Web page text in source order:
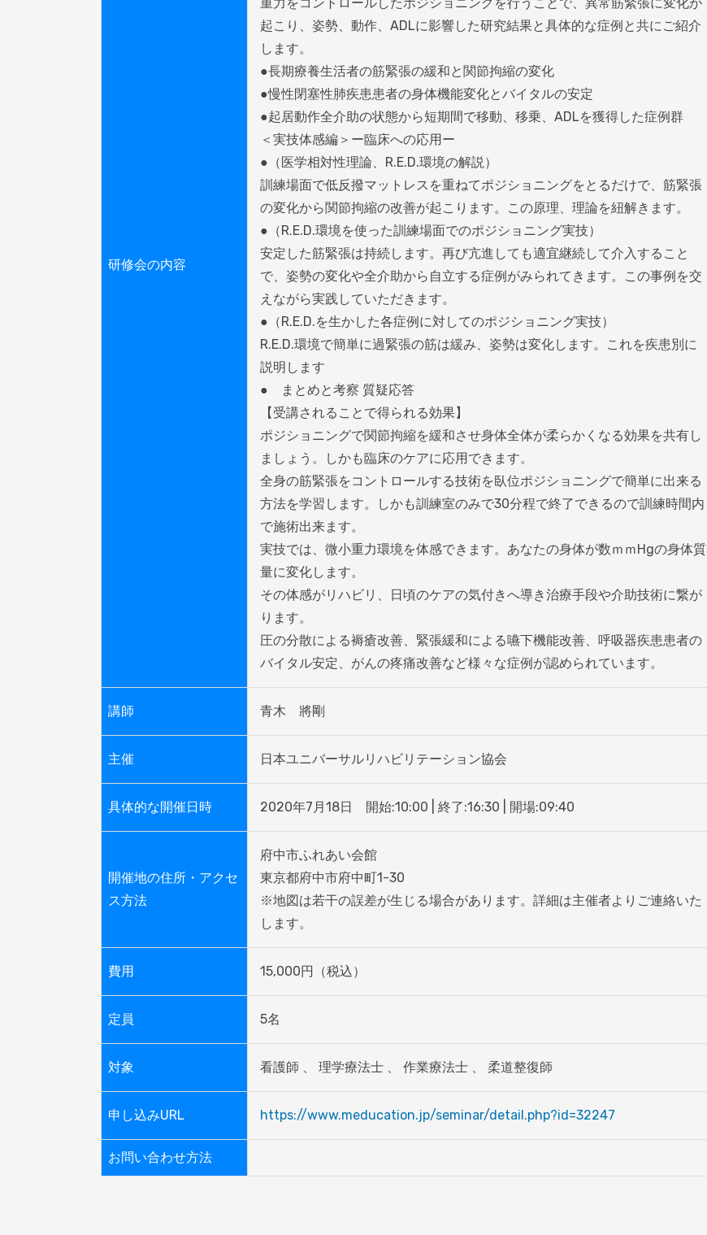
研修会の内容
起こり、姿勢、動作、ADLに影響した研究結果と具体的な症例と共にご紹介
します。
●長期療養生活者の筋緊張の緩和と関節拘縮の変化
●慢性閉塞性肺疾患患者の身体機能変化とバイタルの安定
●起居動作全介助の状態から短期間で移動、移乗、ADLを獲得した症例群
＜実技体感編＞ー臨床への応用ー
●（医学相対性理論、R.E.D.環境の解説）
訓練場面で低反撥マットレスを重ねてポジショニングをとるだけで、筋緊張
の変化から関節拘縮の改善が起こります。この原理、理論を紐解きます。
●（R.E.D.環境を使った訓練場面でのポジショニング実技）
安定した筋緊張は持続します。再び亢進しても適宜継続して介入すること
で、姿勢の変化や全介助から自立する症例がみられてきます。この事例を交
えながら実践していただきます。
●（R.E.D.を生かした各症例に対してのポジショニング実技）
R.E.D.環境で簡単に過緊張の筋は緩み、姿勢は変化します。これを疾患別に
説明します
●　まとめと考察 質疑応答
【受講されることで得られる効果】
ポジショニングで関節拘縮を緩和させ身体全体が柔らかくなる効果を共有し
ましょう。しかも臨床のケアに応用できます。
全身の筋緊張をコントロールする技術を臥位ポジショニングで簡単に出来る
方法を学習します。しかも訓練室のみで30分程で終了できるので訓練時間内
で施術出来ます。
実技では、微小重力環境を体感できます。あなたの身体が数ｍｍHgの身体質
量に変化します。
その体感がリハビリ、日頃のケアの気付きへ導き治療手段や介助技術に繋が
ります。
圧の分散による褥瘡改善、緊張緩和による嚥下機能改善、呼吸器疾患患者の
バイタル安定、がんの疼痛改善など様々な症例が認められています。
講師 青木　將剛
主催 日本ユニバーサルリハビリテーション協会
具体的な開催日時 2020年7月18日　開始:10:00 | 終了:16:30 | 開場:09:40
開催地の住所・アクセ
ス方法
府中市ふれあい会館
東京都府中市府中町1-30
※地図は若干の誤差が生じる場合があります。詳細は主催者よりご連絡いた
します。
費用 15,000円（税込）
定員 5名
対象 看護師 、 理学療法士 、 作業療法士 、 柔道整復師
申し込みURL https://www.meducation.jp/seminar/detail.php?id=32247
お問い合わせ方法